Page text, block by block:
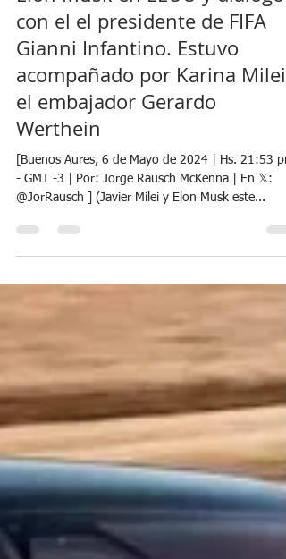
Noticias 24 Argentina
6 may 2024
3 min de lectura
Instituto Milken: Javier Milei se
encontró nuevamente con
Elon Musk en EEUU y dialogó
con el el presidente de FIFA
Gianni Infantino. Estuvo
el embajador Gerardo
- GMT -3 | Por: Jorge Rausch McKenna | En 𝕏:
@JorRausch ] (Javier Milei y Elon Musk este...